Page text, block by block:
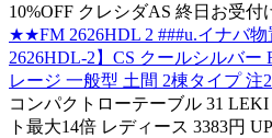
10%OFF クレシダAS 終日お受付
★★FM 2626HDL 2 ###u.イナバ
2626HDL-2】CS クールシルバ
レージ 一般型 土間 2棟タイプ 注
コンパクトローテーブル 31
ト最大14倍 レディース 3383円